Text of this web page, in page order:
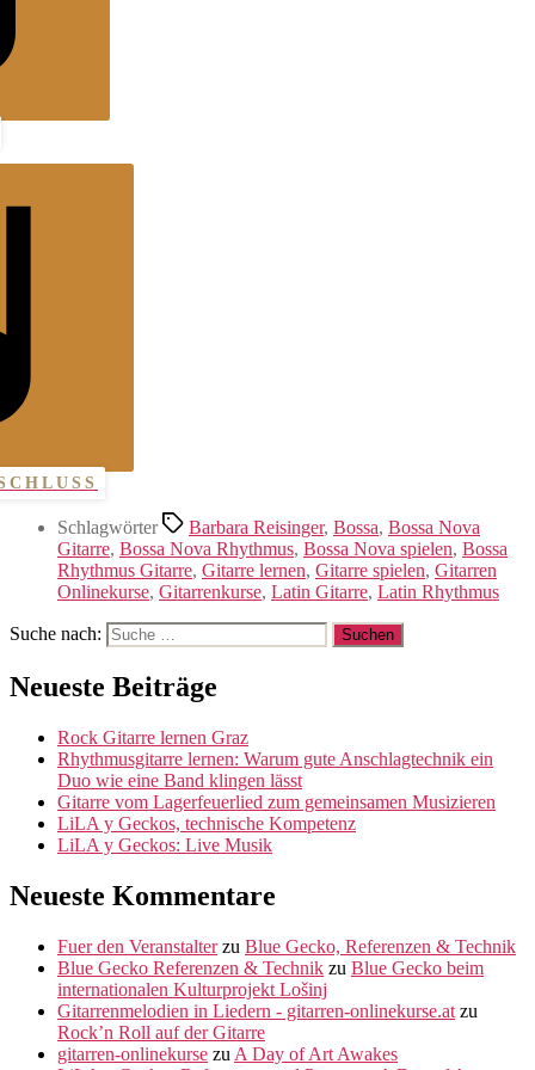
Schlagwörter Barbara Reisinger, Bossa, Bossa Nova
Gitarre, Bossa Nova Rhythmus, Bossa Nova spielen, Bossa
Rhythmus Gitarre, Gitarre lernen, Gitarre spielen, Gitarren
Onlinekurse, Gitarrenkurse, Latin Gitarre, Latin Rhythmus
Suche nach:
Neueste Beiträge
Rock Gitarre lernen Graz
Rhythmusgitarre lernen: Warum gute Anschlagtechnik ein
Duo wie eine Band klingen lässt
Gitarre vom Lagerfeuerlied zum gemeinsamen Musizieren
LiLA y Geckos, technische Kompetenz
LiLA y Geckos: Live Musik
Neueste Kommentare
Fuer den Veranstalterzu Blue Gecko, Referenzen & Technik
Blue Gecko Referenzen & Technik zu Blue Gecko beim
internationalen Kulturprojekt Lošinj
Gitarrenmelodien in Liedern - gitarren-onlinekurse.at zu
Rock’n Roll auf der Gitarre
gitarren-onlinekurse zu A Day of Art Awakes